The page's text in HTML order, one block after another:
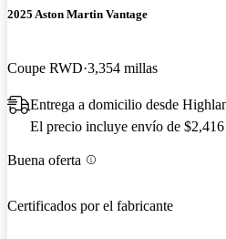
2025 Aston Martin Vantage
Coupe RWD 3,354 millas
Entrega a domicilio desde
El precio incluye envío de $2,416
Buena oferta
Certificados por el fabricante